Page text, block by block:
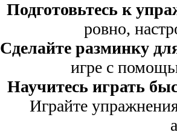
Подготовьтесь к
ровно,
Сделайте разминку
игре с
Научитесь играть
Играйте